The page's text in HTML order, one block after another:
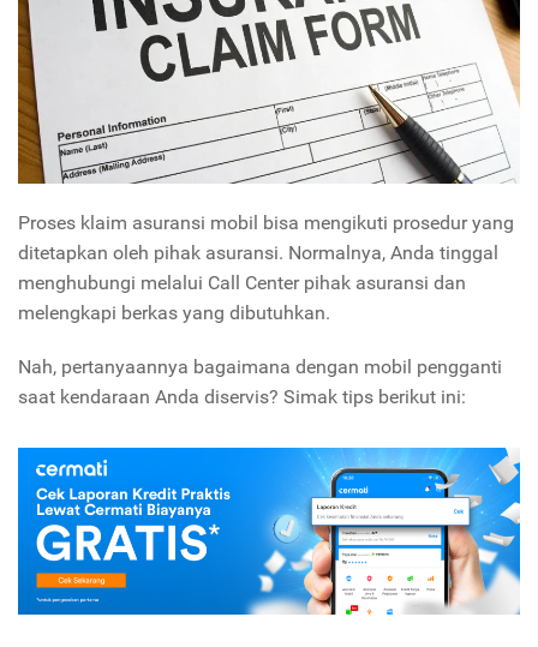
Proses klaim asuransi mobil bisa mengikuti prosedur yang
ditetapkan oleh pihak asuransi. Normalnya, Anda tinggal
menghubungi melalui Call Center pihak asuransi dan
melengkapi berkas yang dibutuhkan.
Nah, pertanyaannya bagaimana dengan mobil pengganti
saat kendaraan Anda diservis? Simak tips berikut ini: